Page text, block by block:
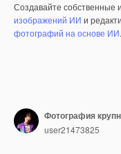
Создавайте
изображений ИИ и
фотографий на основе ИИ.
user21473825